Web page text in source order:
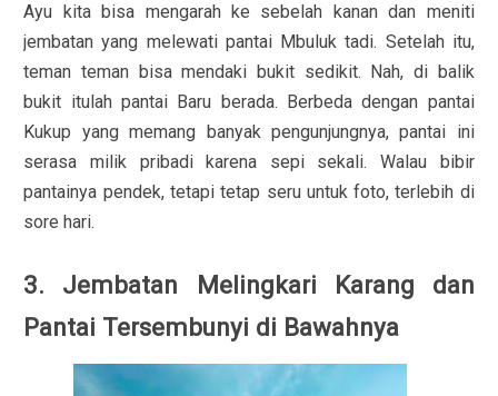
Ayu kita bisa mengarah ke sebelah kanan dan meniti
jembatan yang melewati pantai Mbuluk tadi. Setelah itu,
teman teman bisa mendaki bukit sedikit. Nah, di balik
bukit itulah pantai Baru berada. Berbeda dengan pantai
Kukup yang memang banyak pengunjungnya, pantai ini
serasa milik pribadi karena sepi sekali. Walau bibir
pantainya pendek, tetapi tetap seru untuk foto, terlebih di
sore hari.
3. Jembatan Melingkari Karang dan
Pantai Tersembunyi di Bawahnya